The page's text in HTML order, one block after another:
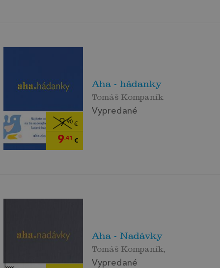
9,90€
9,41 €
Aha - hádanky
Tomáš Kompaník
Vypredané
Aha - Nadávky
Tomáš Kompaník,
Vypredané